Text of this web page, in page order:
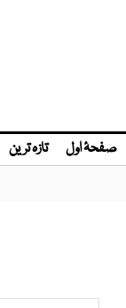
صفحۂ اول تازہ ترین